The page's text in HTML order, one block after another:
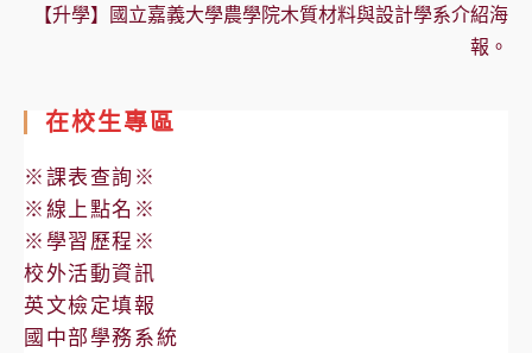
【升學】國立嘉義大學農學院木質材料與設計學系介紹海
報。
在校生專區
※課表查詢※
※線上點名※
※學習歷程※
校外活動資訊
英文檢定填報
國中部學務系統